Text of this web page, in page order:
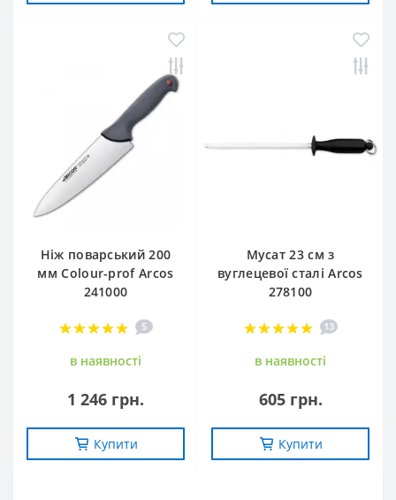
Ніж поварський 200
мм Сolour-prof Arcos
241000
5
в наявностi
1 246 грн.
Купити
Мусат 23 см з
вуглецевої сталі Arcos
278100
13
в наявностi
605 грн.
Купити